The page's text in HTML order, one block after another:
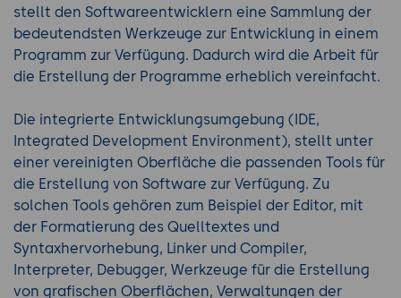
stellt den Softwareentwicklern eine Sammlung der
bedeutendsten Werkzeuge zur Entwicklung in einem
Programm zur Verfügung. Dadurch wird die Arbeit für
die Erstellung der Programme erheblich vereinfacht.
Die integrierte Entwicklungsumgebung (IDE,
Integrated Development Environment), stellt unter
einer vereinigten Oberfläche die passenden Tools für
die Erstellung von Software zur Verfügung. Zu
solchen Tools gehören zum Beispiel der Editor, mit
der Formatierung des Quelltextes und
Syntaxhervorhebung, Linker und Compiler,
Interpreter, Debugger, Werkzeuge für die Erstellung
von grafischen Oberflächen, Verwaltungen der